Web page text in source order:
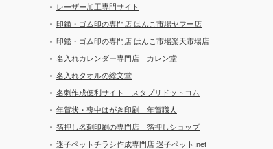
レーザー加工専門サイト
印鑑・ゴム印の専門店 はんこ市場ヤフー店
印鑑・ゴム印の専門店 はんこ市場楽天市場店
名入れカレンダー専門店 カレン堂
名入れタオルの総文堂
名刺作成便利サイト スタプリドットコム
年賀状・喪中はがき印刷 年賀職人
箔押し名刺印刷の専門店｜箔押しショップ
迷子ペットチラシ作成専門店 迷子ペット.net